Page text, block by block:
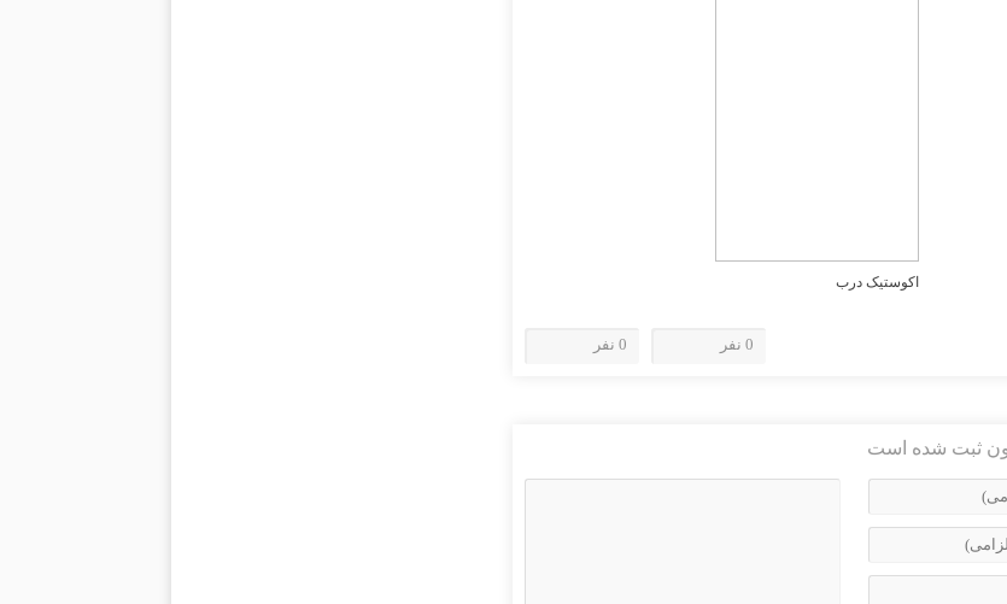
اکوستیک درب
0 نفر 0 نفر